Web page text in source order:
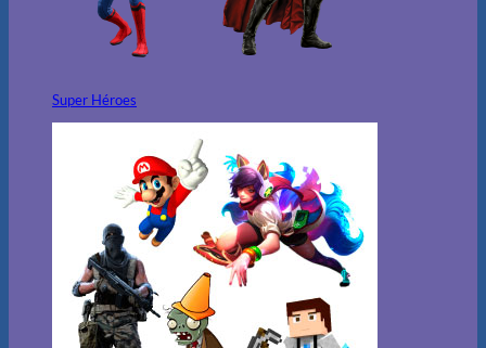
Super Héroes